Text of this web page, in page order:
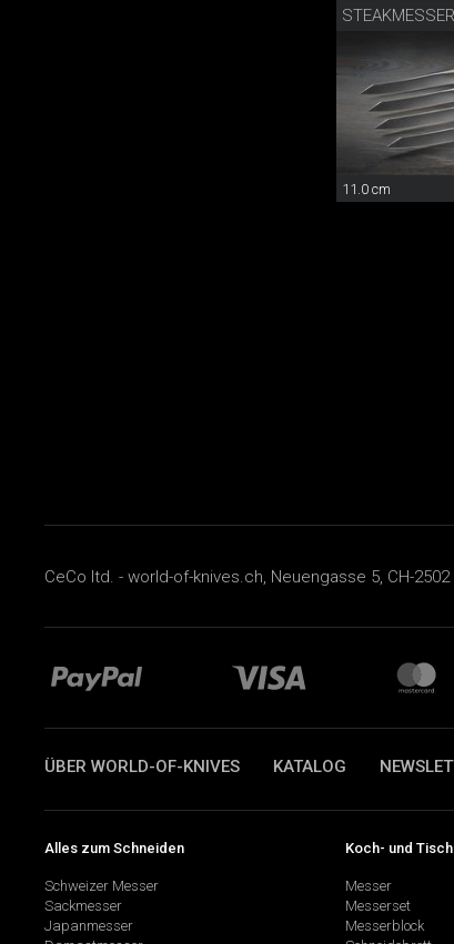
11.0 cm
CeCo ltd. - world-of-knives.ch, Neuengasse 5, CH-
ÜBER WORLD-OF-KNIVES KATALOG
Alles zum Schneiden
Schweizer Messer
Sackmesser
Japanmesser
Koch- und
Messer
Messerset
Messerblock